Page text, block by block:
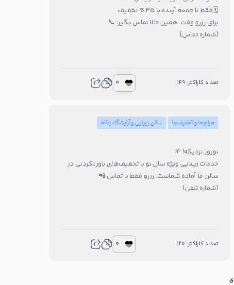
🗓️فقط تا جمعه آینده با ۳۵٪ تخفیف
برای رزرو وقت، همین حالا تماس بگیر: 📞
[شماره تماس]
تعداد کاراکتر: 149 0
حراج‌ها و تخفیف‌ها سالن زیبایی و آرایشگاه زنانه
نوروز نزدیکه! 🌱
خدمات زیبایی ویژه سال نو با تخفیف‌های باورنکردنی در
سالن ما آماده شماست. رزرو فقط با تماس 📲
(شماره تلفن)
تعداد کاراکتر: 120 0